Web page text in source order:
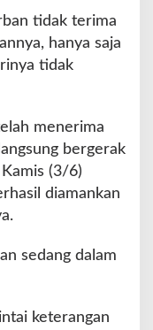
tidak terima
hanya saja
tidak
menerima
bergerak
(3/6)
diamankan
sedang dalam
keterangan